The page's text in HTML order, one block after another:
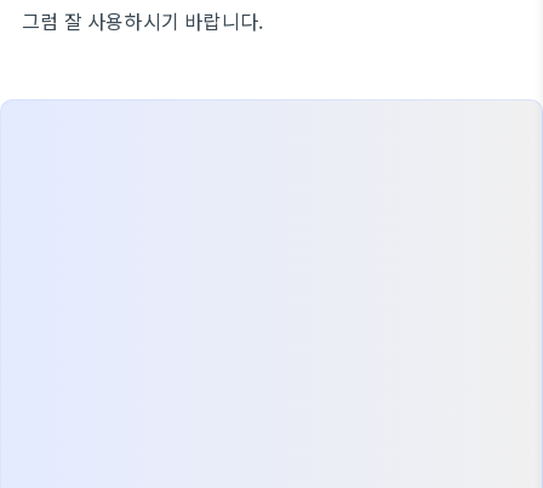
그럼 잘 사용하시기 바랍니다.